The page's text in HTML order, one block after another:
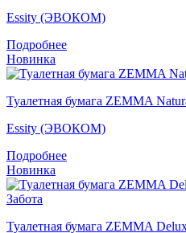
Essity (ЭВОКОМ)
Подробнее
Новинка
Туалетная бумага ZEMMA
Essity (ЭВОКОМ)
Подробнее
Новинка
Туалетная бумага ZEMMA